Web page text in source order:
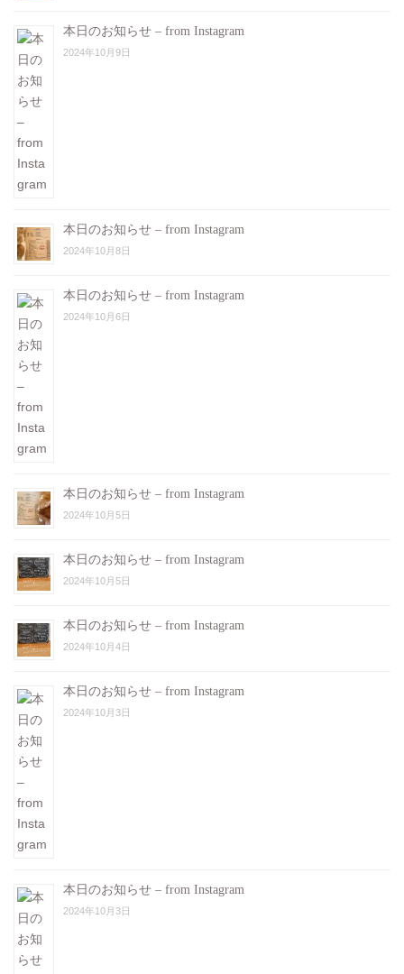
本日のお知らせ – from Instagram
2024年10月9日
本日のお知らせ – from Instagram
2024年10月8日
本日のお知らせ – from Instagram
2024年10月6日
本日のお知らせ – from Instagram
2024年10月5日
本日のお知らせ – from Instagram
2024年10月5日
本日のお知らせ – from Instagram
2024年10月4日
本日のお知らせ – from Instagram
2024年10月3日
本日のお知らせ – from Instagram
2024年10月3日